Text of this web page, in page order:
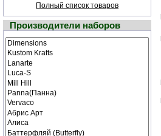
Полный список товаров
Производители наборов